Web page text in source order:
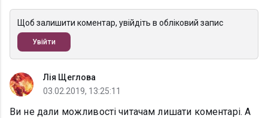
Щоб залишити коментар, увійдіть в обліковий запис
Увійти
Лія Щеглова
03.02.2019, 13:25:11
Ви не дали можливості читачам лишати коментарі. А